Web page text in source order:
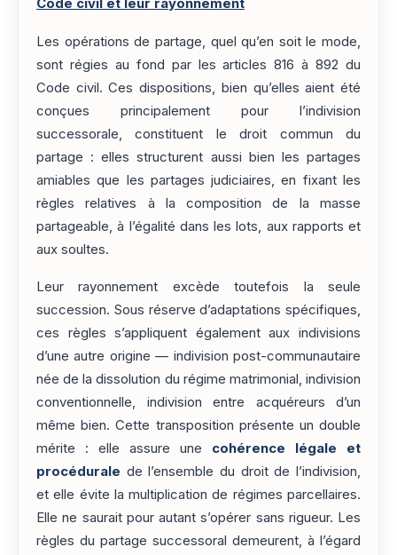
Code civil et leur rayonnement
Les opérations de partage, quel qu’en soit le mode,
sont régies au fond par les articles 816 à 892 du
Code civil. Ces dispositions, bien qu’elles aient été
conçues principalement pour l’indivision
successorale, constituent le droit commun du
partage : elles structurent aussi bien les partages
amiables que les partages judiciaires, en fixant les
règles relatives à la composition de la masse
partageable, à l’égalité dans les lots, aux rapports et
aux soultes.
Leur rayonnement excède toutefois la seule
succession. Sous réserve d’adaptations spécifiques,
ces règles s’appliquent également aux indivisions
d’une autre origine — indivision post-communautaire
née de la dissolution du régime matrimonial, indivision
conventionnelle, indivision entre acquéreurs d’un
même bien. Cette transposition présente un double
mérite : elle assure une cohérence légale et
procédurale de l’ensemble du droit de l’indivision,
et elle évite la multiplication de régimes parcellaires.
Elle ne saurait pour autant s’opérer sans rigueur. Les
règles du partage successoral demeurent, à l’égard